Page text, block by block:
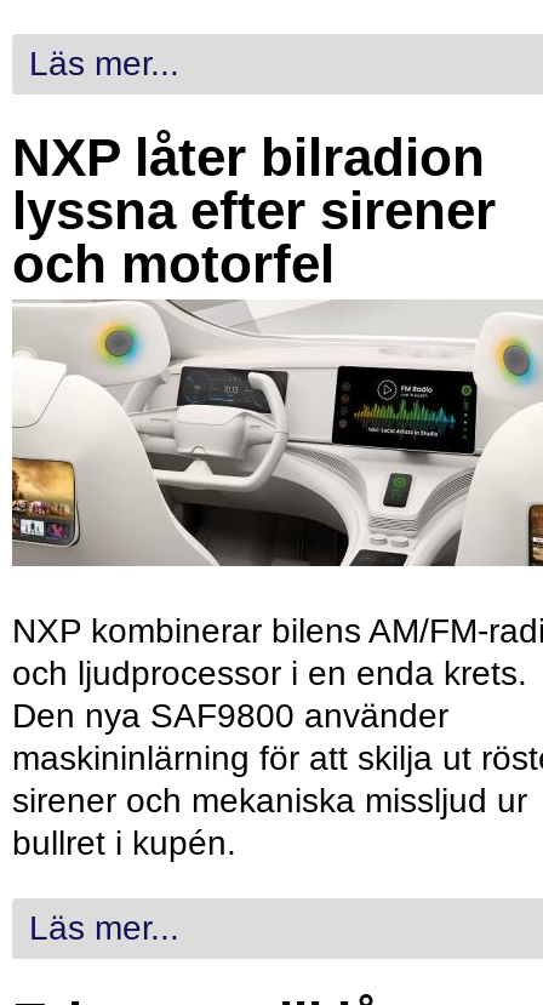
Läs mer...
NXP låter bilradion
lyssna efter sirener
och motorfel
NXP kombinerar bilens AM/FM-
och ljudprocessor i en enda krets.
Den nya SAF9800 använder
maskininlärning för att skilja ut
sirener och mekaniska missljud ur
bullret i kupén.
Läs mer...